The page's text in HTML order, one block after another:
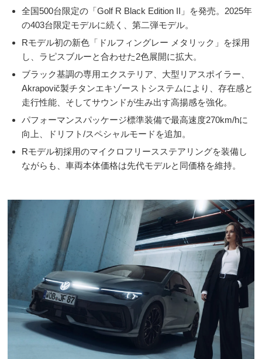
全国500台限定の「Golf R Black Edition II」を発売。2025年
の403台限定モデルに続く、第二弾モデル。
Rモデル初の新色「ドルフィングレー メタリック」を採用
し、ラピスブルーと合わせた2色展開に拡大。
ブラック基調の専用エクステリア、大型リアスポイラー、
Akrapovič製チタンエキゾーストシステムにより、存在感と
走行性能、そしてサウンドが生み出す高揚感を強化。
パフォーマンスパッケージ標準装備で最高速度270km/hに
向上、ドリフト/スペシャルモードを追加。
Rモデル初採用のマイクロフリースステアリングを装備し
ながらも、車両本体価格は先代モデルと同価格を維持。